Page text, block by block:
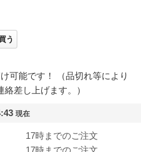
う
可能です！ （品切れ等により
差し上げます。）
現在
17時までのご注文
17時までのご注文